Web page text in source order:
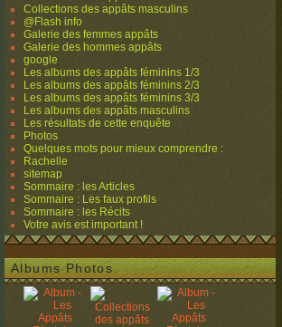
Collections des appâts masculins
@Flash info
Galerie des femmes appâts
Galerie des hommes appâts
google
Les albums des appâts féminins 1/3
Les albums des appâts féminins 2/3
Les albums des appâts féminins 3/3
Les albums des appâts masculins
Les résultats de cette enquête
Photos
Quelques mots pour mieux comprendre :
Rachelle
sitemap
Sommaire : les Articles
Sommaire : Les faux profils
Sommaire : les Récits
Votre avis est important !
Albums Photos